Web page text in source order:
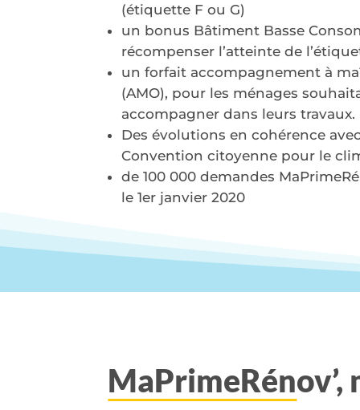
(étiquette F ou G)
un bonus Bâtiment Basse
récompenser l’atteinte de
un forfait accompagnement à
(AMO), pour les ménages
accompagner dans leurs travaux.
Des évolutions en cohérence
Convention citoyenne pour le
de 100 000 demandes
le 1er janvier 2020
MaPrimeRénov’,